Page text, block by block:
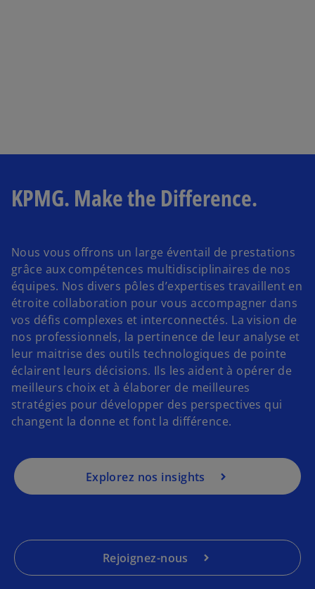
KPMG. Make the Difference.
Nous vous offrons un large éventail de prestations
grâce aux compétences multidisciplinaires de nos
équipes. Nos divers pôles d’expertises travaillent en
étroite collaboration pour vous accompagner dans
vos défis complexes et interconnectés. La vision de
nos professionnels, la pertinence de leur analyse et
leur maitrise des outils technologiques de pointe
éclairent leurs décisions. Ils les aident à opérer de
meilleurs choix et à élaborer de meilleures
stratégies pour développer des perspectives qui
changent la donne et font la différence.
Explorez nos insights
Rejoignez-nous